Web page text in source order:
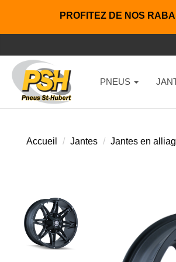
PROFITEZ DE NOS
PNEUS
Accueil Jantes Jantes en